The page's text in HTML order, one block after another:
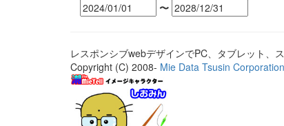
〜
レスポンシブwebデザインでPC、タブレット、
Copyright (C) 2008- Mie Data Tsusin Corporation